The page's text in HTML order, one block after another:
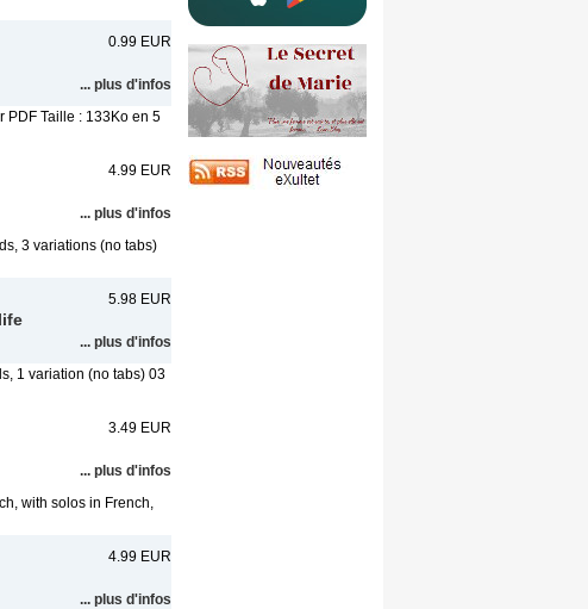
0.99 EUR
... plus d'infos
PDF Taille : 133Ko en 5
4.99 EUR
... plus d'infos
3 variations (no tabs)
5.98 EUR
... plus d'infos
1 variation (no tabs) 03
3.49 EUR
... plus d'infos
with solos in French,
4.99 EUR
... plus d'infos